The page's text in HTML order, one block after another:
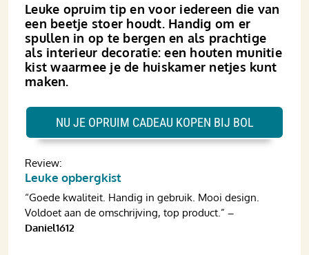
Leuke opruim tip en voor iedereen die van
een beetje stoer houdt. Handig om er
spullen in op te bergen en als prachtige
als interieur decoratie: een houten munitie
kist waarmee je de huiskamer netjes kunt
maken.
Review:
Leuke opbergkist
“Goede kwaliteit. Handig in gebruik. Mooi design.
Voldoet aan de omschrijving, top product.” –
Daniel1612
NU JE OPRUIM CADEAU KOPEN BIJ BOL